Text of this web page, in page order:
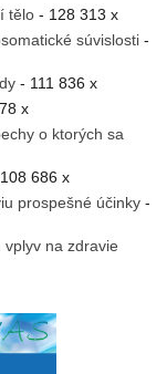
tělo - 128 313 x
súvislosti -
- 111 836 x
x
o ktorých sa
686 x
prospešné účinky -
vplyv na zdravie